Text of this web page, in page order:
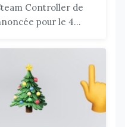
Controller de
pour le 4...